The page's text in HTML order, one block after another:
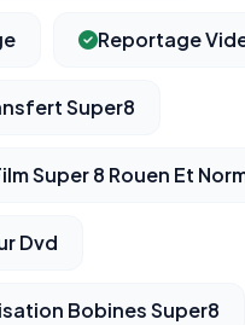
Reportage
Super8
Super 8 Rouen Et
Dvd
Bobines Super8
Ils ne peuvent